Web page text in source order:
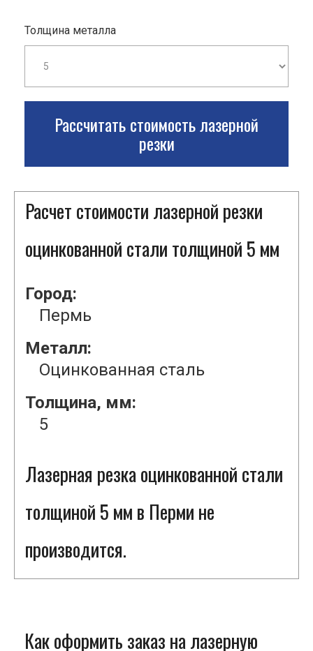
Толщина металла
Рассчитать стоимость лазерной
резки
Расчет стоимости лазерной резки
оцинкованной стали толщиной 5 мм
Город:
Пермь
Металл:
Оцинкованная сталь
Толщина, мм:
5
Лазерная резка оцинкованной стали
толщиной 5 мм в Перми не
производится.
Как оформить заказ на лазерную